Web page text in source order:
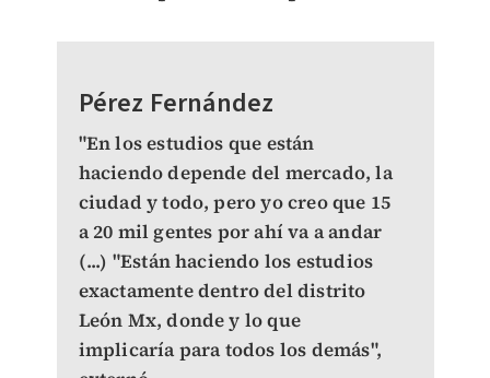
Pérez Fernández
"En los estudios que están
haciendo depende del mercado, la
ciudad y todo, pero yo creo que 15
a 20 mil gentes por ahí va a andar
(...) "Están haciendo los estudios
exactamente dentro del distrito
León Mx, donde y lo que
implicaría para todos los demás",